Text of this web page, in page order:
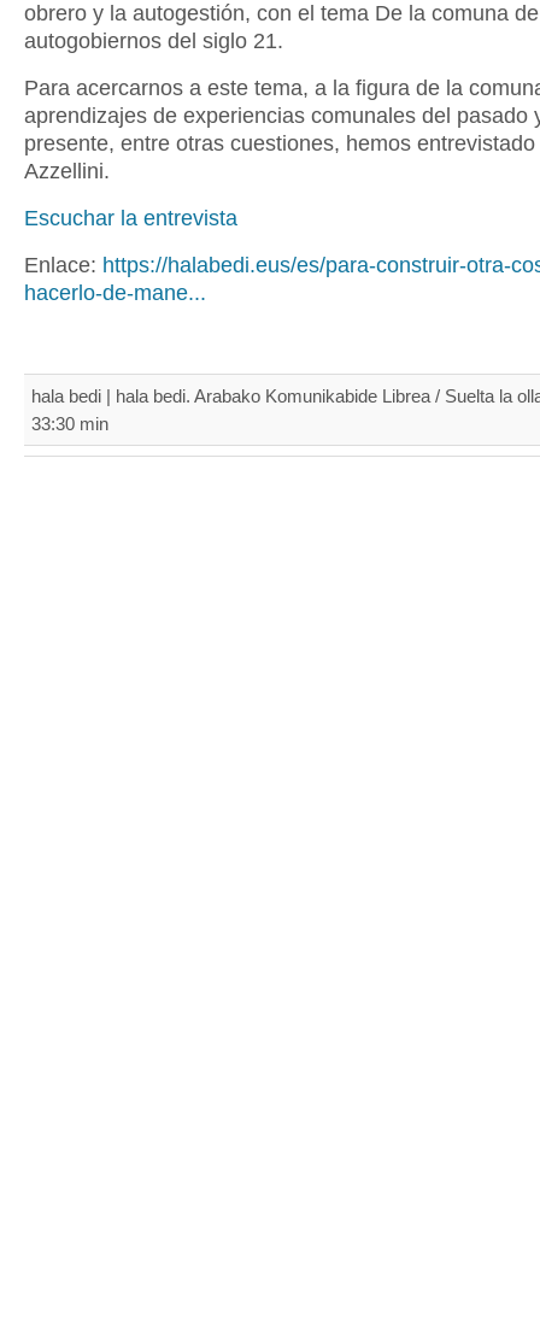
obrero y la autogestión, con el tema De la comuna
autogobiernos del siglo 21.
Para acercarnos a este tema, a la figura de la
aprendizajes de experiencias comunales del pasado
presente, entre otras cuestiones, hemos
Azzellini.
Escuchar la entrevista
Enlace: https://halabedi.eus/es/para-construir-otra-
hacerlo-de-mane...
hala bedi | hala bedi. Arabako Komunikabide Librea / Suelta la
33:30 min